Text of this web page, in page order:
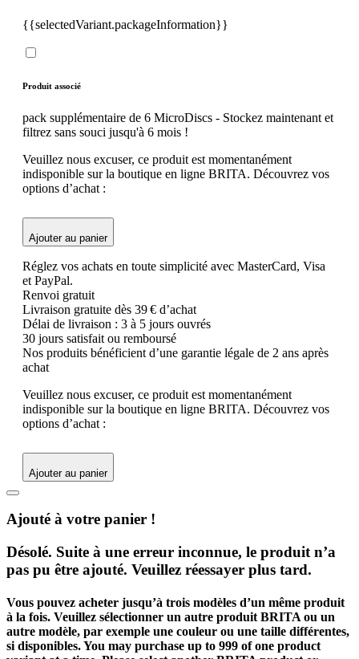
{{selectedVariant.packageInformation}}
Produit associé
pack supplémentaire de 6 MicroDiscs - Stockez maintenant et
filtrez sans souci jusqu'à 6 mois !
Veuillez nous excuser, ce produit est momentanément
indisponible sur la boutique en ligne BRITA. Découvrez vos
options d’achat :
Ajouter au panier
Réglez vos achats en toute simplicité avec MasterCard, Visa
et PayPal.
Renvoi gratuit
Livraison gratuite dès 39 € d’achat
Délai de livraison : 3 à 5 jours ouvrés
30 jours satisfait ou remboursé
Nos produits bénéficient d’une garantie légale de 2 ans après
achat
Veuillez nous excuser, ce produit est momentanément
indisponible sur la boutique en ligne BRITA. Découvrez vos
options d’achat :
Ajouter au panier
Ajouté à votre panier !
Désolé. Suite à une erreur inconnue, le produit n’a
pas pu être ajouté. Veuillez réessayer plus tard.
Vous pouvez acheter jusqu’à trois modèles d’un même produit
à la fois. Veuillez sélectionner un autre produit BRITA ou un
autre modèle, par exemple une couleur ou une taille différentes,
si disponibles.You may purchase up to 999 of one product